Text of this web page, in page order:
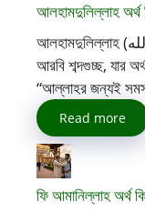
আলহামদুলিল্লাহ অর্থ
আলহামদুলিল্লাহ (الحمد لله) অর্থ কি? আলহামদুলিল্লাহ একটি
আরবি শব্দগুচ্ছ, যার
“আল্লাহর জন্যই
Read more
ফি আমানিল্লাহ অর্থ